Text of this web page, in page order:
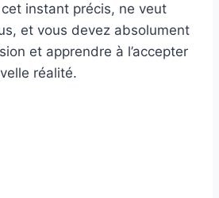
cet instant précis, ne veut
et vous devez absolument
et apprendre à l’accepter
réalité.